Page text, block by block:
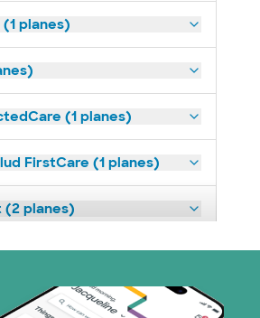
planes)
(1 planes)
FirstCare (1 planes)
(2 planes)
(1 planes)
Medical Systems (1 plans)